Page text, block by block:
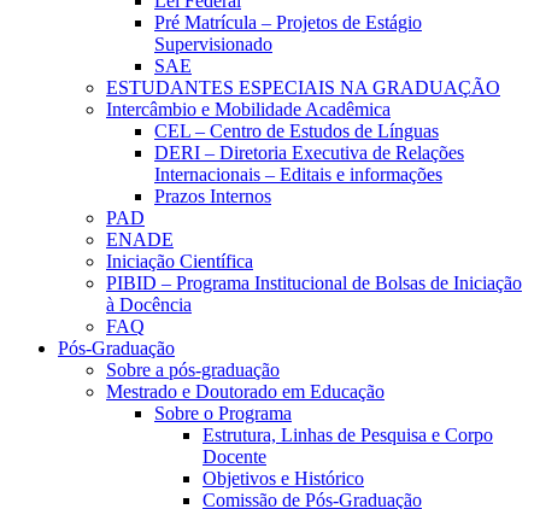
Pré Matrícula – Projetos de Estágio
Supervisionado
SAE
ESTUDANTES ESPECIAIS NA GRADUAÇÃO
Intercâmbio e Mobilidade Acadêmica
CEL – Centro de Estudos de Línguas
DERI – Diretoria Executiva de Relações
Internacionais – Editais e informações
Prazos Internos
PAD
ENADE
Iniciação Científica
PIBID – Programa Institucional de Bolsas de Iniciação
à Docência
FAQ
Pós-Graduação
Sobre a pós-graduação
Mestrado e Doutorado em Educação
Sobre o Programa
Estrutura, Linhas de Pesquisa e Corpo
Docente
Objetivos e Histórico
Comissão de Pós-Graduação